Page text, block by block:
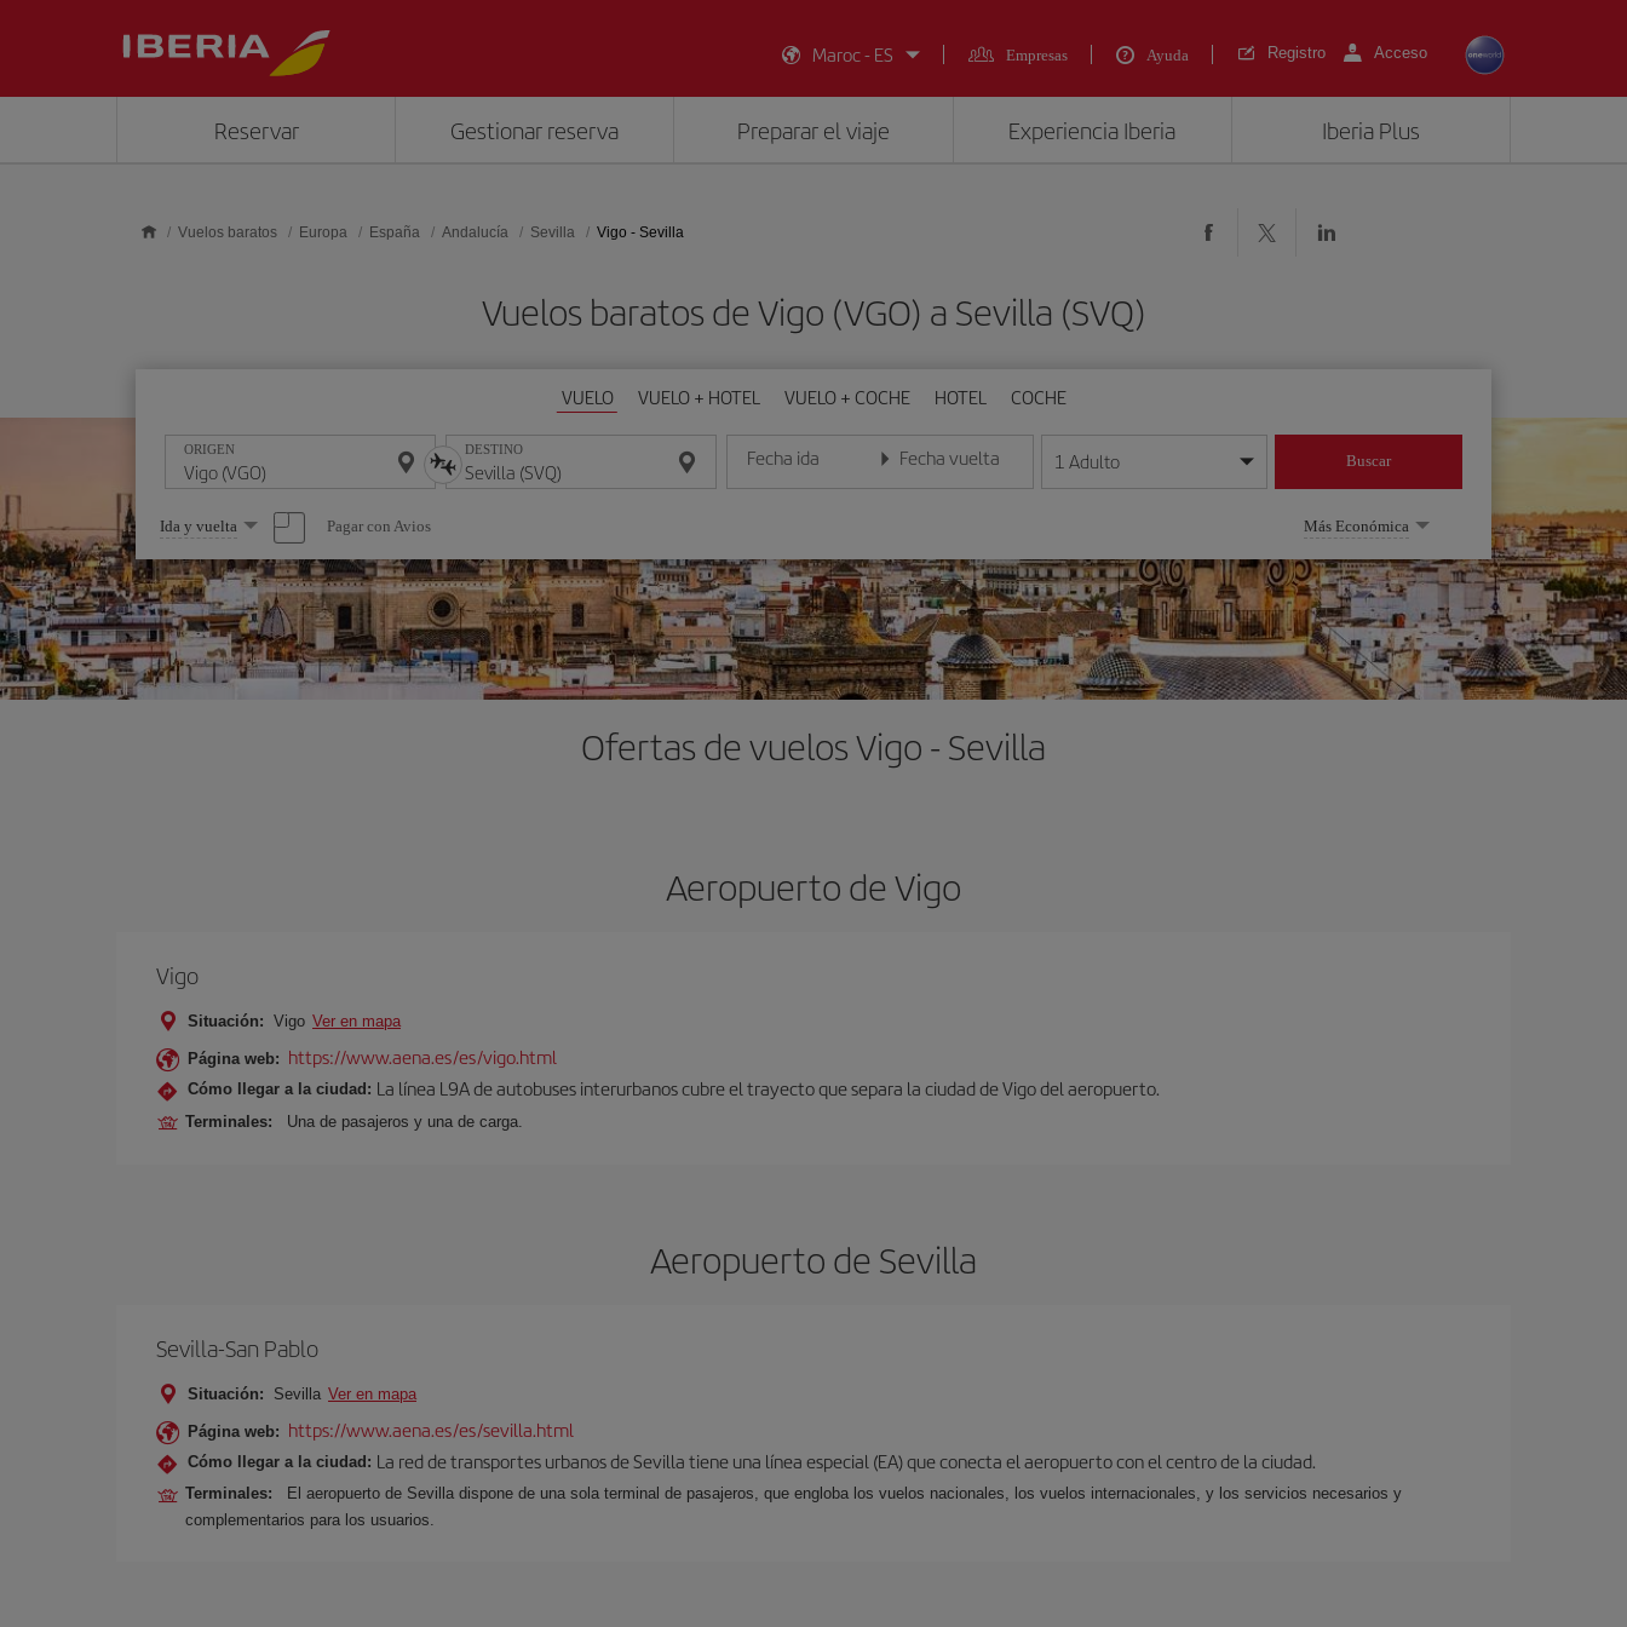
Maroc - ES
Empresas Ayuda Registro Acceso
Reservar Gestionar reserva Preparar el viaje Experiencia Iberia Iberia Plus
Vuelos baratos Europa España Andalucía Sevilla Vigo - Sevilla
Vuelos baratos de Vigo (VGO) a Sevilla (SVQ)
VUELO VUELO + HOTEL VUELO + COCHE HOTEL COCHE
ORIGEN DESTINO Fecha ida
Introduce la fecha en formato día/mes/año
Fecha vuelta
Introduce la fecha en formato día/mes/año
1 Adulto Buscar
Seleccione
una
opción
Ida y vuelta Pagar con Avios Más Económica
Ofertas de vuelos Vigo - Sevilla
Aeropuerto de Vigo
Vigo
Situación: Vigo Ver en mapa
Página web: https://www.aena.es/es/vigo.html
Cómo llegar a la ciudad: La línea L9A de autobuses interurbanos cubre el trayecto que separa la ciudad de Vigo del aeropuerto.
Terminales: Una de pasajeros y una de carga.
Aeropuerto de Sevilla
Sevilla-San Pablo
Situación: Sevilla Ver en mapa
Página web: https://www.aena.es/es/sevilla.html
Cómo llegar a la ciudad: La red de transportes urbanos de Sevilla tiene una línea especial (EA) que conecta el aeropuerto con el centro de la ciudad.
Terminales:
El aeropuerto de Sevilla dispone de una sola terminal de pasajeros, que engloba los vuelos nacionales, los vuelos internacionales, y los servicios necesarios y
complementarios para los usuarios.